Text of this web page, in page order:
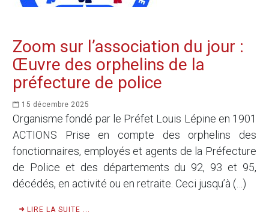
Zoom sur l’association du jour :
Œuvre des orphelins de la
préfecture de police
15 décembre 2025
Organisme fondé par le Préfet Louis Lépine en 1901
ACTIONS Prise en compte des orphelins des
fonctionnaires, employés et agents de la Préfecture
de Police et des départements du 92, 93 et 95,
décédés, en activité ou en retraite. Ceci jusqu’à (…)
LIRE LA SUITE ...